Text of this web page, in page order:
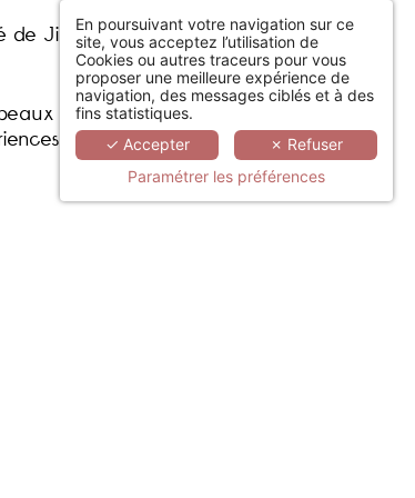
Jin
En poursuivant votre navigation sur ce
site, vous acceptez l’utilisation de
Cookies ou autres traceurs pour vous
proposer une meilleure expérience de
navigation, des messages ciblés et à des
fins statistiques.
✓ Accepter
✗ Refuser
Paramétrer les préférences